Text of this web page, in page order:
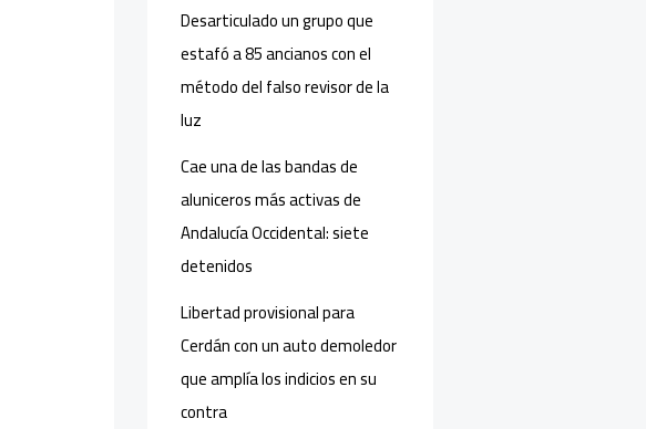
Desarticulado un grupo que
estafó a 85 ancianos con el
método del falso revisor de la
luz
Cae una de las bandas de
aluniceros más activas de
Andalucía Occidental: siete
detenidos
Libertad provisional para
Cerdán con un auto demoledor
que amplía los indicios en su
contra